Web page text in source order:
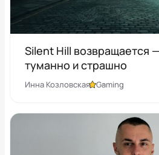
Silent Hill возвращается
туманно и страшно
Инна Козловская Gaming